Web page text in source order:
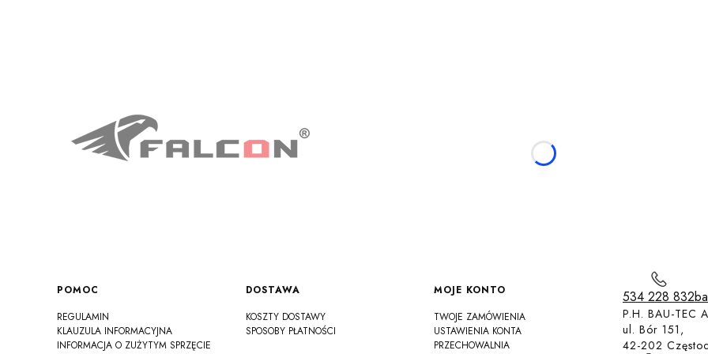
Linki w stopce
POMOC
REGULAMIN
KLAUZULA INFORMACYJNA
INFORMACJA O ZUŻYTYM SPRZĘCIE
DOSTAWA
KOSZTY DOSTAWY
SPOSOBY PŁATNOŚCI
MOJE KONTO
TWOJE ZAMÓWIENIA
USTAWIENIA KONTA
PRZECHOWALNIA
534 228 832
P.H. BAU-TEC
ul. Bór 151,
42-202